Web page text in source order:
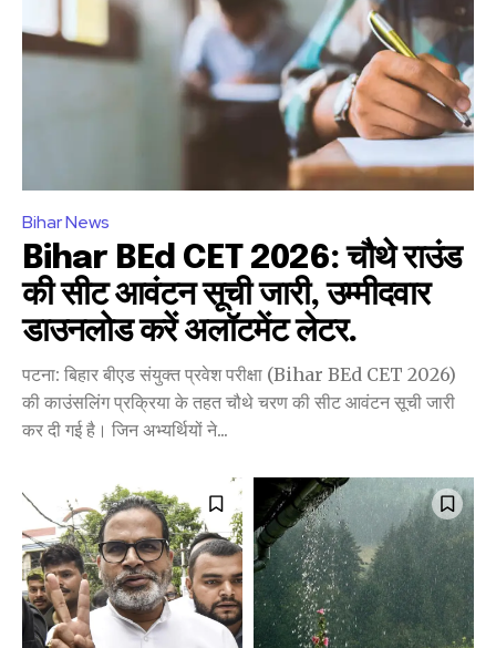
Bihar News
Bihar BEd CET 2026: चौथे राउंड
की सीट आवंटन सूची जारी, उम्मीदवार
डाउनलोड करें अलॉटमेंट लेटर.
पटना: बिहार बीएड संयुक्त प्रवेश परीक्षा (Bihar BEd CET 2026)
की काउंसलिंग प्रक्रिया के तहत चौथे चरण की सीट आवंटन सूची जारी
कर दी गई है। जिन अभ्यर्थियों ने...